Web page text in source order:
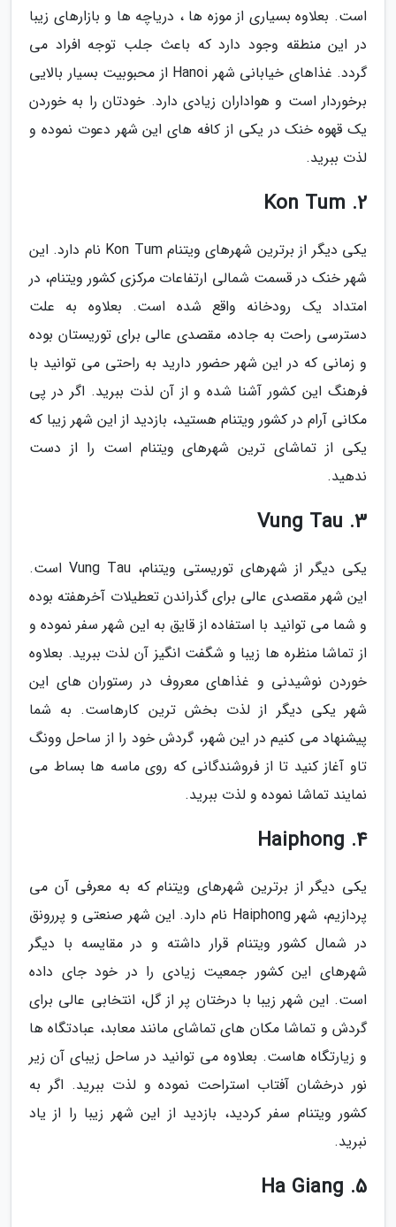
است. بعلاوه بسیاری از موزه ها ، دریاچه ها و بازارهای زیبا
در این منطقه وجود دارد که باعث جلب توجه افراد می
گردد. غذاهای خیابانی شهر Hanoi از محبوبیت بسیار بالایی
برخوردار است و هواداران زیادی دارد. خودتان را به خوردن
یک قهوه خنک در یکی از کافه های این شهر دعوت نموده و
لذت ببرید.
2. Kon Tum
یکی دیگر از برترین شهرهای ویتنام Kon Tum نام دارد. این
شهر خنک در قسمت شمالی ارتفاعات مرکزی کشور ویتنام، در
امتداد یک رودخانه واقع شده است. بعلاوه به علت
دسترسی راحت به جاده، مقصدی عالی برای توریستان بوده
و زمانی که در این شهر حضور دارید به راحتی می توانید با
فرهنگ این کشور آشنا شده و از آن لذت ببرید. اگر در پی
مکانی آرام در کشور ویتنام هستید، بازدید از این شهر زیبا که
یکی از تماشای ترین شهرهای ویتنام است را از دست
ندهید.
3. Vung Tau
یکی دیگر از شهرهای توریستی ویتنام، Vung Tau است.
این شهر مقصدی عالی برای گذراندن تعطیلات آخرهفته بوده
و شما می توانید با استفاده از قایق به این شهر سفر نموده و
از تماشا منظره ها زیبا و شگفت انگیز آن لذت ببرید. بعلاوه
خوردن نوشیدنی و غذاهای معروف در رستوران های این
شهر یکی دیگر از لذت بخش ترین کارهاست. به شما
پیشنهاد می کنیم در این شهر، گردش خود را از ساحل وونگ
تاو آغاز کنید تا از فروشندگانی که روی ماسه ها بساط می
نمایند تماشا نموده و لذت ببرید.
4. Haiphong
یکی دیگر از برترین شهرهای ویتنام که به معرفی آن می
پردازیم، شهر Haiphong نام دارد. این شهر صنعتی و پررونق
در شمال کشور ویتنام قرار داشته و در مقایسه با دیگر
شهرهای این کشور جمعیت زیادی را در خود جای داده
است. این شهر زیبا با درختان پر از گل، انتخابی عالی برای
گردش و تماشا مکان های تماشای مانند معابد، عبادتگاه ها
و زیارتگاه هاست. بعلاوه می توانید در ساحل زیبای آن زیر
نور درخشان آفتاب استراحت نموده و لذت ببرید. اگر به
کشور ویتنام سفر کردید، بازدید از این شهر زیبا را از یاد
نبرید.
5. Ha Giang